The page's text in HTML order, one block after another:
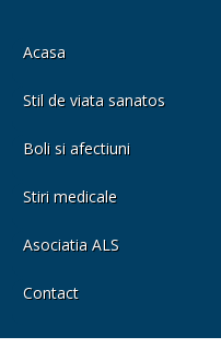
Acasa
Stil de viata sanatos
Boli si afectiuni
Stiri medicale
Asociatia ALS
Contact